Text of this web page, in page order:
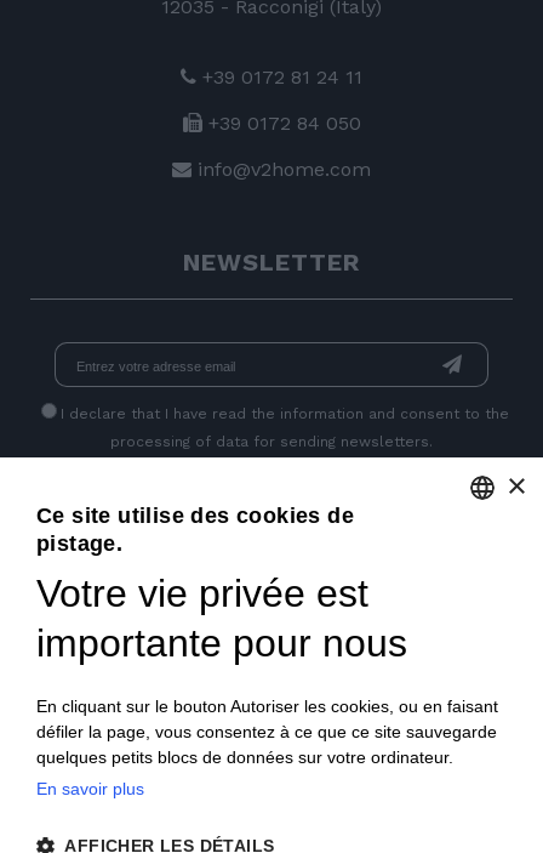
12035 - Racconigi (Italy)
+39 0172 81 24 11
+39 0172 84 050
info@v2home.com
NEWSLETTER
I declare that I have read the information and consent to the
processing of data for sending newsletters.
PORTUGUESE
×
Ce site utilise des cookies de
pistage.
Votre vie privée est
importante pour nous
En cliquant sur le bouton Autoriser les cookies, ou en faisant
défiler la page, vous consentez à ce que ce site sauvegarde
quelques petits blocs de données sur votre ordinateur.
En savoir plus
AFFICHER LES DÉTAILS